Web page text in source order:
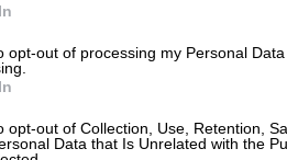
opt-out of processing my Personal
opt-out of Collection, Use, Retention,
Data that Is Unrelated with the
χαράματα…
ξεχάσεις. Στιγμές
Και υπάρχουν κι